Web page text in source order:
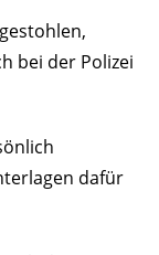
bei der Polizei
dafür